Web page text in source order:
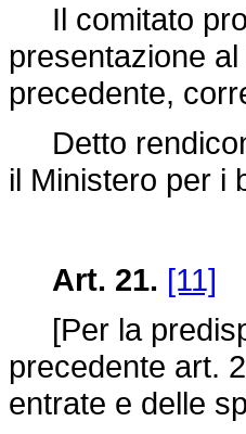
Il comitato
presentazione
precedente,
Detto
il Ministero per i
Art. 21. [11]
[Per la
precedente art.
entrate e delle